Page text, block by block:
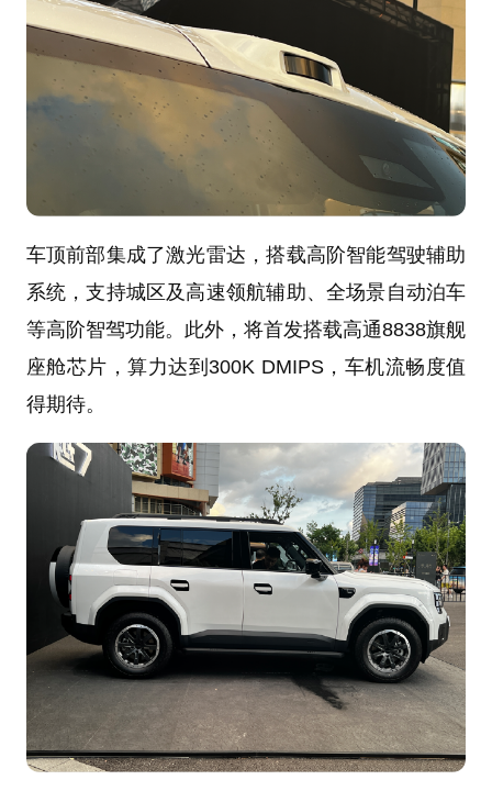
车顶前部集成了激光雷达，搭载高阶智能驾驶辅助
系统，支持城区及高速领航辅助、全场景自动泊车
等高阶智驾功能。此外，将首发搭载高通8838旗舰
座舱芯片，算力达到300K DMIPS，车机流畅度值
得期待。